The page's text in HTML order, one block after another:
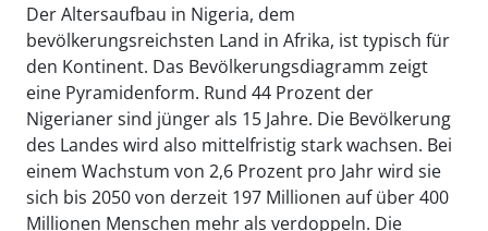
Der Altersaufbau in Nigeria, dem
bevölkerungsreichsten Land in Afrika, ist typisch für
den Kontinent. Das Bevölkerungsdiagramm zeigt
eine Pyramidenform. Rund 44 Prozent der
Nigerianer sind jünger als 15 Jahre. Die Bevölkerung
des Landes wird also mittelfristig stark wachsen. Bei
einem Wachstum von 2,6 Prozent pro Jahr wird sie
sich bis 2050 von derzeit 197 Millionen auf über 400
Millionen Menschen mehr als verdoppeln. Die